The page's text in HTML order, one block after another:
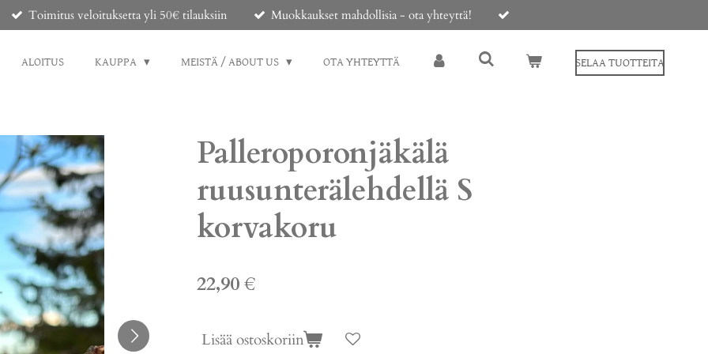
Toimitus veloituksetta yli 50€ tilauksiin Muokkaukset mahdollisia - ota yhteyttä!
ALOITUS KAUPPA MEISTÄ / ABOUT US OTA YHTEYTTÄ SELAA TUOTTEITA
Palleroporonjäkälä
ruusunterälehdellä S
korvakoru
22,90 €
Lisää ostoskoriin